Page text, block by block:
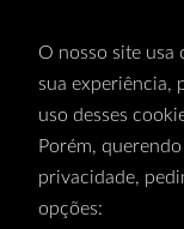
O nosso site usa
sua experiência,
uso desses
Porém,
privacidade,
opções: